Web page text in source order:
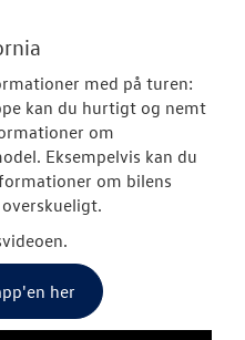
med på turen:
kan du hurtigt og nemt
om
Eksempelvis kan du
om bilens
her